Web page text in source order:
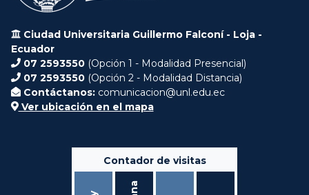
Ciudad Universitaria Guillermo Falconí - Loja -
Ecuador
07 2593550 (Opción 1 - Modalidad Presencial)
07 2593550 (Opción 2 - Modalidad Distancia)
Contáctanos: comunicacion@unl.edu.ec
Ver ubicación en el mapa
Contador de visitas